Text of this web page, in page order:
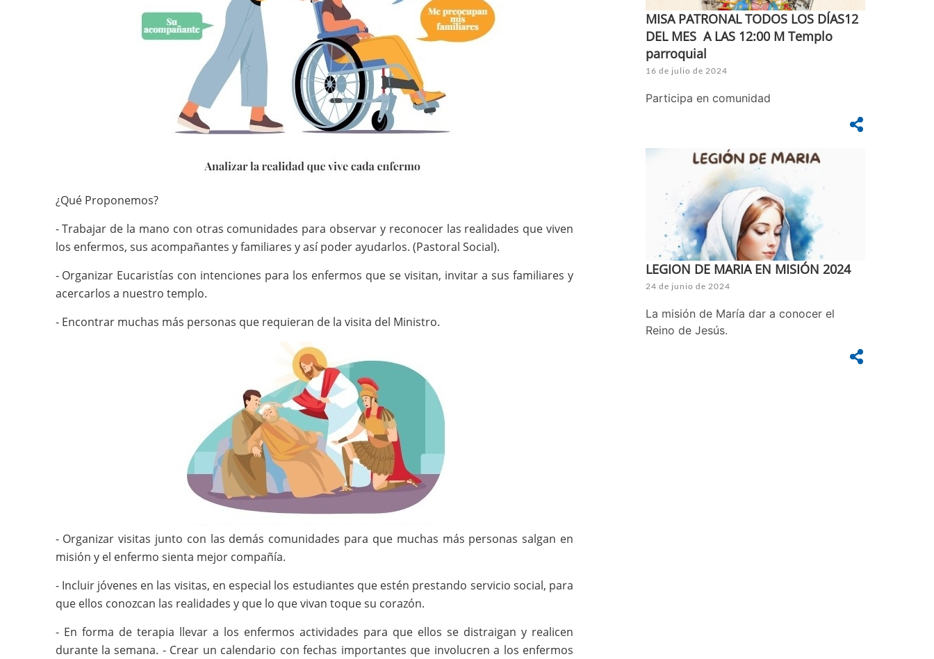
¿Qué Proponemos?
- Trabajar de la mano con otras comunidades para observar y reconocer las realidades que viven
los enfermos, sus acompañantes y familiares y así poder ayudarlos. (Pastoral Social).
- Organizar Eucaristías con intenciones para los enfermos que se visitan, invitar a sus familiares y
acercarlos a nuestro templo.
- Encontrar muchas más personas que requieran de la visita del Ministro.
- Organizar visitas junto con las demás comunidades para que muchas más personas salgan en
misión y el enfermo sienta mejor compañía.
- Incluir jóvenes en las visitas, en especial los estudiantes que estén prestando servicio social, para
que ellos conozcan las realidades y que lo que vivan toque su corazón.
- En forma de terapia llevar a los enfermos actividades para que ellos se distraigan y realicen
durante la semana. - Crear un calendario con fechas importantes que involucren a los enfermos
MISA PATRONAL TODOS LOS DÍAS12
DEL MES A LAS 12:00 M Templo
parroquial
16 de julio de 2024
Participa en comunidad
LEGION DE MARIA EN MISIÓN 2024
24 de junio de 2024
La misión de María dar a conocer el
Reino de Jesús.